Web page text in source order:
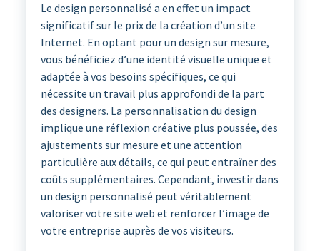
Le design personnalisé a en effet un impact
significatif sur le prix de la création d’un site
Internet. En optant pour un design sur mesure,
vous bénéficiez d’une identité visuelle unique et
adaptée à vos besoins spécifiques, ce qui
nécessite un travail plus approfondi de la part
des designers. La personnalisation du design
implique une réflexion créative plus poussée, des
ajustements sur mesure et une attention
particulière aux détails, ce qui peut entraîner des
coûts supplémentaires. Cependant, investir dans
un design personnalisé peut véritablement
valoriser votre site web et renforcer l’image de
votre entreprise auprès de vos visiteurs.